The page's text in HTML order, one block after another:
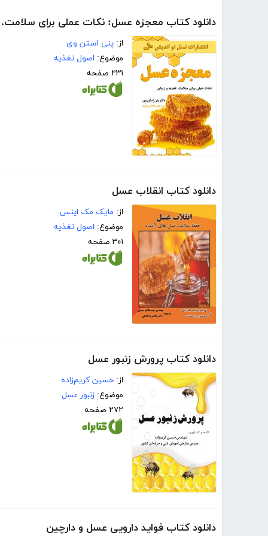
دانلود کتاب معجزه عسل: نکات عملی برای سلامت،
از: پنی استن وی
موضوع: اصول تغذیه
۲۳۱ صفحه
دانلود کتاب انقلاب عسل
از: مایک مک اینس
موضوع: اصول تغذیه
۳۰۱ صفحه
دانلود کتاب پرورش زنبور عسل
از: حسین کریم‌زاده
موضوع: زنبور عسل
۲۷۲ صفحه
دانلود کتاب فواید دارویی عسل و دارچین